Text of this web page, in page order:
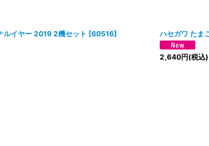
ルイヤー 2019 2機セット [60516] ハセガワ たま
2,640円(税込)